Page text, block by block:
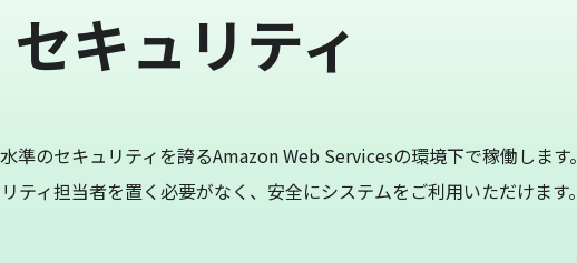
セキュリティ
準のセキュリティを誇るAmazon Web Servicesの環境下で稼働します。
ティ担当者を置く必要がなく、安全にシステムをご利用いただけます。